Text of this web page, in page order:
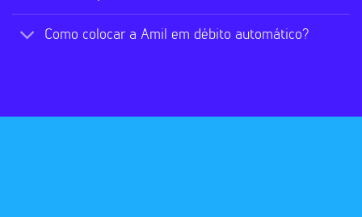
Como colocar a Amil em débito automático?